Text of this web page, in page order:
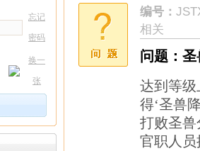
忘记
密码
换一
张
编号：
相关
问题：
达到等
得‘圣兽
打败圣兽
官职人员